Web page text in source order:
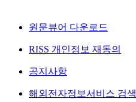
원문뷰어 다운로드
RISS 개인정보 재동의
공지사항
해외전자정보서비스 검색